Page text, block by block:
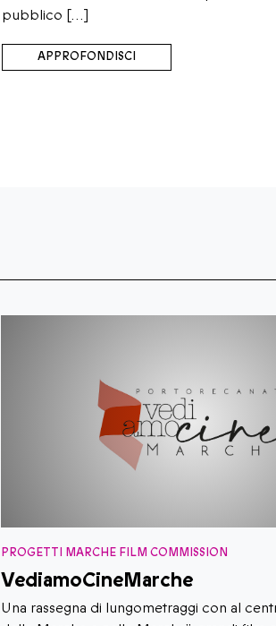
pubblico […]
APPROFONDISCI
PROGETTI MARCHE FILM COMMISSION
VediamoCineMarche
​​Una rassegna di lungometraggi con al